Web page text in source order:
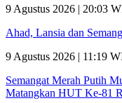
9 Agustus 2026 | 20:03
Ahad, Lansia dan
9 Agustus 2026 | 11:19
Semangat Merah Putih
Matangkan HUT Ke-81